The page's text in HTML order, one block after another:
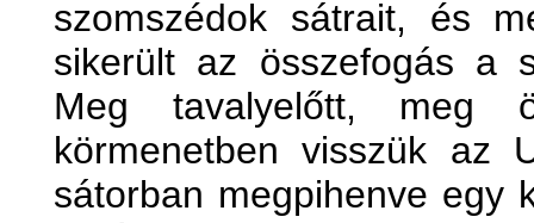
szomszédok sátrait, és
sikerült az összefogás a
Meg tavalyelőtt, meg
körmenetben visszük az
sátorban megpihenve egy